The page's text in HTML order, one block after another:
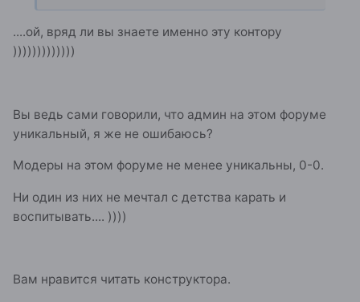
....ой, вряд ли вы знаете именно эту контору
)))))))))))))
Вы ведь сами говорили, что админ на этом форуме
уникальный, я же не ошибаюсь?
Модеры на этом форуме не менее уникальны, 0-0.
Ни один из них не мечтал с детства карать и
воспитывать.... ))))
Вам нравится читать конструктора.